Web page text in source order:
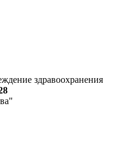
здравоохранения